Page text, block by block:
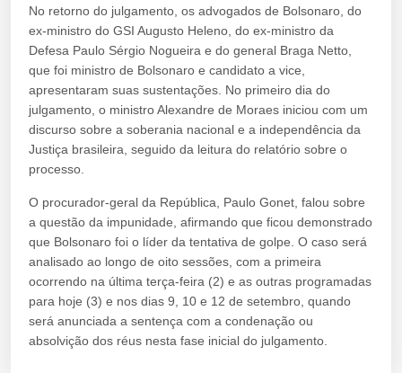
No retorno do julgamento, os advogados de Bolsonaro, do
ex-ministro do GSI Augusto Heleno, do ex-ministro da
Defesa Paulo Sérgio Nogueira e do general Braga Netto,
que foi ministro de Bolsonaro e candidato a vice,
apresentaram suas sustentações. No primeiro dia do
julgamento, o ministro Alexandre de Moraes iniciou com um
discurso sobre a soberania nacional e a independência da
Justiça brasileira, seguido da leitura do relatório sobre o
processo.
O procurador-geral da República, Paulo Gonet, falou sobre
a questão da impunidade, afirmando que ficou demonstrado
que Bolsonaro foi o líder da tentativa de golpe. O caso será
analisado ao longo de oito sessões, com a primeira
ocorrendo na última terça-feira (2) e as outras programadas
para hoje (3) e nos dias 9, 10 e 12 de setembro, quando
será anunciada a sentença com a condenação ou
absolvição dos réus nesta fase inicial do julgamento.